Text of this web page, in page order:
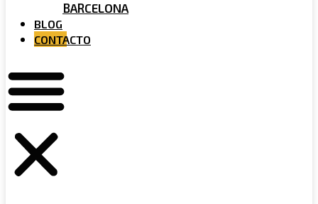
BARCELONA
BLOG
CONTACTO